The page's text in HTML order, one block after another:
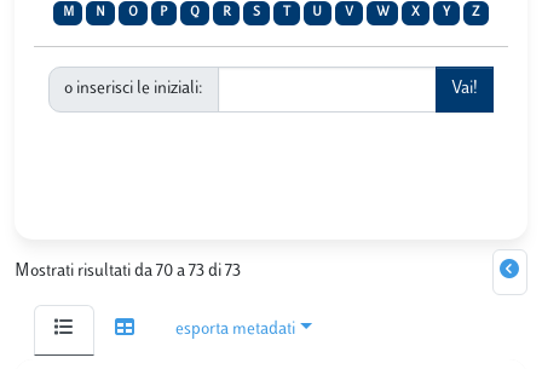
M N O P Q R S U V W X Y Z
o inserisci le iniziali:
Mostrati risultati da 70 a 73 di 73
esporta metadati